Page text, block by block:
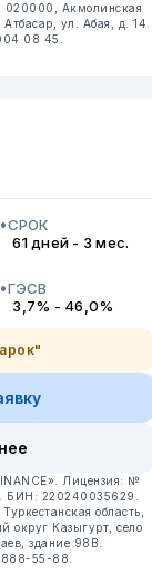
020000, Акмолинская
ул. Абая, д. 14.
08 45.
СРОК
61 дней - 3 мес.
ГЭСВ
3,7% - 46,0%
Лицензия: №
БИН: 220240035629.
область,
округ Казыгурт, село
здание 98В.
888-55-88.